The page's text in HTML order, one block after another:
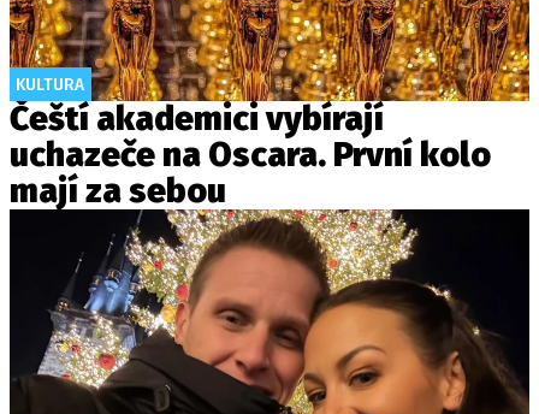
KULTURA
Čeští akademici vybírají
uchazeče na Oscara. První kolo
mají za sebou